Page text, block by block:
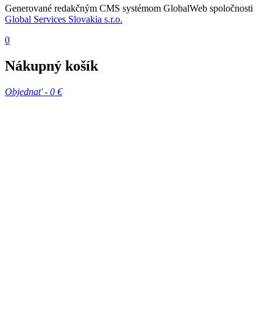
Generované redakčným CMS systémom GlobalWeb spoločnosti
Global Services Slovakia s.r.o.
0
Nákupný košík
Objednať - 0 €